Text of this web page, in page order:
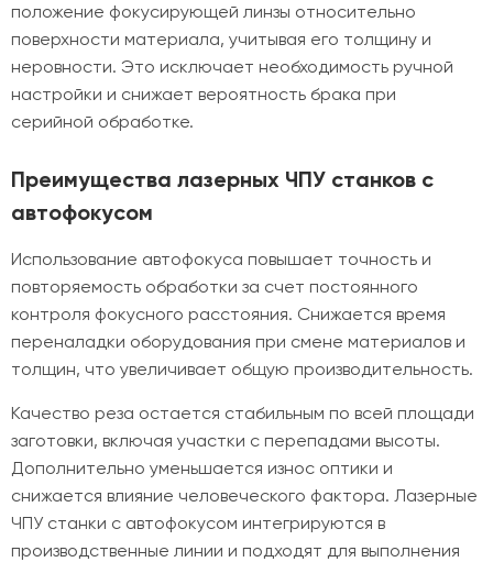
положение фокусирующей линзы относительно
поверхности материала, учитывая его толщину и
неровности. Это исключает необходимость ручной
настройки и снижает вероятность брака при
серийной обработке.
Преимущества лазерных ЧПУ станков с
автофокусом
Использование автофокуса повышает точность и
повторяемость обработки за счет постоянного
контроля фокусного расстояния. Снижается время
переналадки оборудования при смене материалов и
толщин, что увеличивает общую производительность.
Качество реза остается стабильным по всей площади
заготовки, включая участки с перепадами высоты.
Дополнительно уменьшается износ оптики и
снижается влияние человеческого фактора. Лазерные
ЧПУ станки с автофокусом интегрируются в
производственные линии и подходят для выполнения